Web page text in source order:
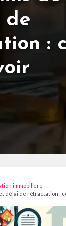
de
:
immobilière
délai de rétractation :